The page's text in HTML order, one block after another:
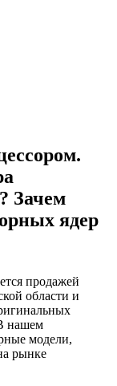
Зачем
ядер
продажей
области и
нашем
модели,
рынке